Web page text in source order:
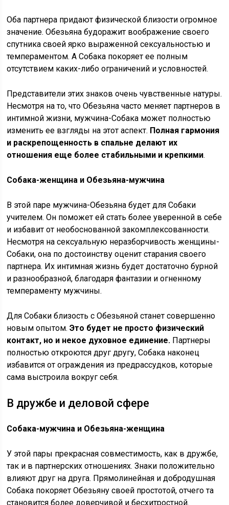
Оба партнера придают физической близости огромное
значение. Обезьяна будоражит воображение своего
спутника своей ярко выраженной сексуальностью и
темпераментом. А Собака покоряет ее полным
отсутствием каких-либо ограничений и условностей.
Представители этих знаков очень чувственные натуры.
Несмотря на то, что Обезьяна часто меняет партнеров в
интимной жизни, мужчина-Собака может полностью
изменить ее взгляды на этот аспект. Полная гармония
и раскрепощенность в спальне делают их
отношения еще более стабильными и крепкими.
Собака-женщина и Обезьяна-мужчина
В этой паре мужчина-Обезьяна будет для Собаки
учителем. Он поможет ей стать более уверенной в себе
и избавит от необоснованной закомплексованности.
Несмотря на сексуальную неразборчивость женщины-
Собаки, она по достоинству оценит старания своего
партнера. Их интимная жизнь будет достаточно бурной
и разнообразной, благодаря фантазии и огненному
темпераменту мужчины.
Для Собаки близость с Обезьяной станет совершенно
новым опытом.Это будет не просто физический
контакт, но и некое духовное единение. Партнеры
полностью откроются друг другу, Собака наконец
избавится от ограждения из предрассудков, которые
сама выстроила вокруг себя.
В дружбе и деловой сфере
Собака-мужчина и Обезьяна-женщина
У этой пары прекрасная совместимость, как в дружбе,
так и в партнерских отношениях. Знаки положительно
влияют друг на друга. Прямолинейная и добродушная
Собака покоряет Обезьяну своей простотой, отчего та
становится более доверчивой и бесхитростной.